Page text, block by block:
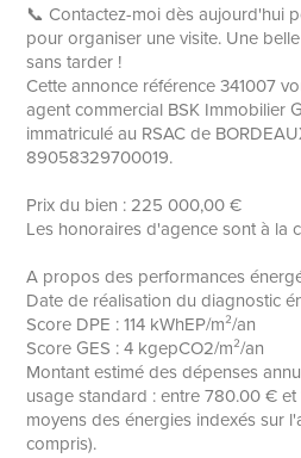
📞 Contactez-moi dès aujourd'hui
pour organiser une visite. Une
sans tarder !
Cette annonce référence 341007
agent commercial BSK Immobilier
immatriculé au RSAC de
89058329700019.
Prix du bien : 225 000,00 €
Les honoraires d'agence sont à la
A propos des performances
Date de réalisation du diagnostic
Score DPE : 114 kWhEP/m²/an
Score GES : 4 kgepCO2/m²/an
Montant estimé des dépenses
usage standard : entre 780.00 € et
moyens des énergies indexés sur
compris).